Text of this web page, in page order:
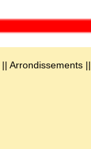
|| Arrondissements ||